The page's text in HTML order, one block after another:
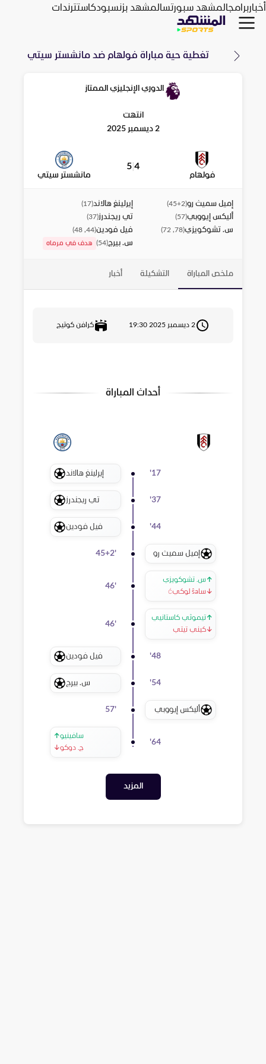
أخباربرامجالمشهد سبورتسالمشهد بزنسبودكاستترندات
تغطية حية مباراة فولهام ضد مانشستر سيتي
الدوري الإنجليزي الممتاز
انتهت
2 ديسمبر 2025
فولهام
4
5
مانشستر سيتي
إميل سميث رو(
45+2
)
أليكس إيووبي(
57
)
س. تشوكويزي(
78, 72
)
إيرلينغ هالاند(
17
)
تي ريجندرز(
37
)
فيل فودين(
44, 48
)
س. بيرج(
54
) هدف في مرماه
ملخص المباراة التشكيلة أخبار
2 ديسمبر 2025 19:30 كرافن كوتيج
أحداث المباراة
17
' إيرلينغ هالاند
37
' تي ريجندرز
44
' فيل فودين
إميل سميث رو 45+2'
↑ س. تشوكويزي
↓ساša لوكيć
46'
↑ تيموثي كاستانيي
↓كيني تيتي
46'
48
' فيل فودين
54
' س. بيرج
أليكس إيووبي 57'
64
'
↑سافينيو
↓ج. دوكو
المزيد